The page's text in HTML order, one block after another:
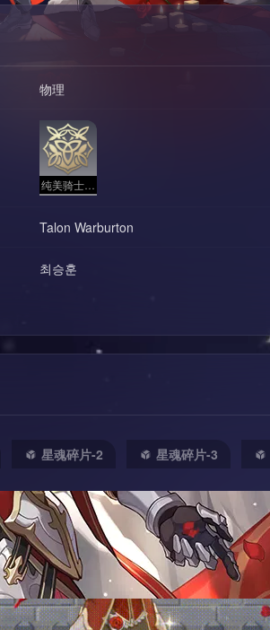
物理
纯美骑士团 - 纯美
Talon Warburton
최승훈
星魂碎片-2 星魂碎片-3